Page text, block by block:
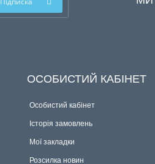
ОСОБИСТИЙ КАБІНЕТ
Особистий кабінет
Історія замовлень
Мої закладки
Розсилка новин